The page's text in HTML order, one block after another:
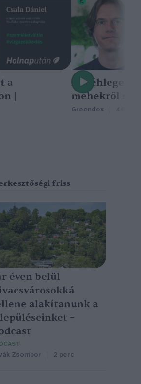
a
|
A méhlegelő
méhekről
Greendex
éven belül
alakítanunk a
–
Zsombor 2 perc